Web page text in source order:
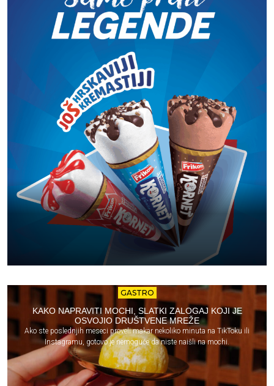
GASTRO
KAKO NAPRAVITI MOCHI, SLATKI ZALOGAJ KOJI JE
OSVOJIO DRUŠTVENE MREŽE
Ako ste poslednjih meseci proveli makar nekoliko minuta na TikToku ili
Instagramu, gotovo je nemoguće da niste naišli na mochi.